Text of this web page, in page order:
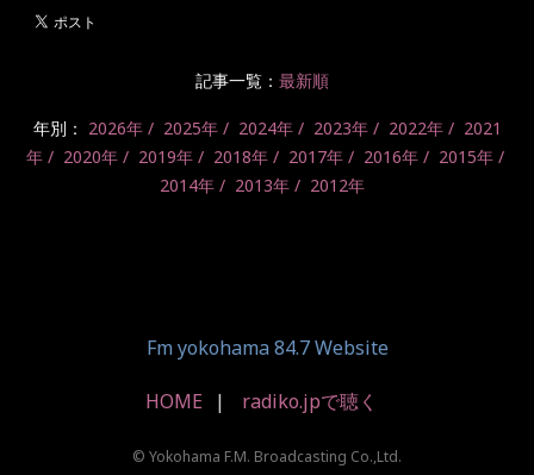
記事一覧： 最新順
年別： 2026年 2025年 2024年 2023年 2022年
2021
年
2020年 2019年 2018年 2017年 2016年
2015年
2014年
2013年 2012年
Fm yokohama 84.7 Website
HOME radiko.jpで聴く
© Yokohama F.M. Broadcasting Co.,Ltd.